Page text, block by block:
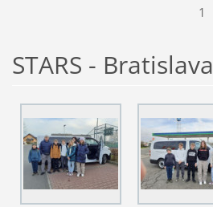
1
STARS - Bratislava